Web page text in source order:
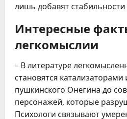
лишь добавят
Интересные
легкомыслии
– В литературе
становятся
пушкинского Онегина до
персонажей, которые
Психологи связывают